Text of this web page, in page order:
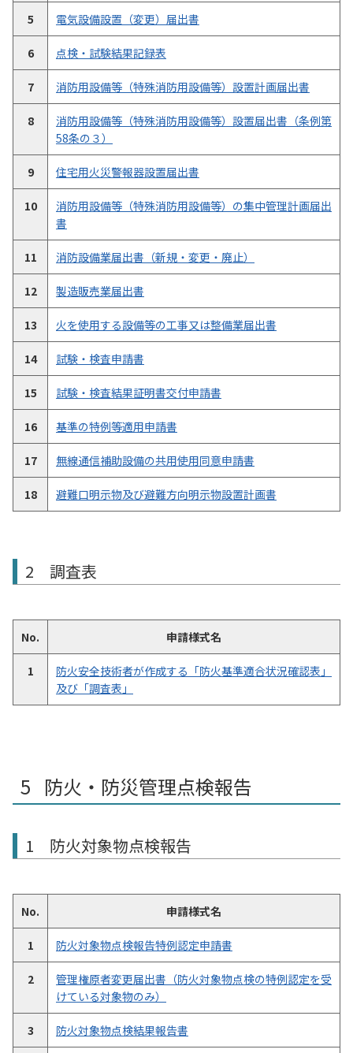
5 電気設備設置（変更）届出書
6 点検・試験結果記録表
7 消防用設備等（特殊消防用設備等）設置計画届出書
8
消防用設備等（特殊消防用設備等）設置届出書（条例第
58条の３）
9 住宅用火災警報器設置届出書
10
消防用設備等（特殊消防用設備等）の集中管理計画届出
書
11 消防設備業届出書（新規・変更・廃止）
12 製造販売業届出書
13 火を使用する設備等の工事又は整備業届出書
14 試験・検査申請書
15 試験・検査結果証明書交付申請書
16 基準の特例等適用申請書
17 無線通信補助設備の共用使用同意申請書
18 避難口明示物及び避難方向明示物設置計画書
2 調査表
No. 申請様式名
1
防火安全技術者が作成する「防火基準適合状況確認表」
及び「調査表」
防火・防災管理点検報告
1 防火対象物点検報告
No. 申請様式名
1 防火対象物点検報告特例認定申請書
2
管理権原者変更届出書（防火対象物点検の特例認定を受
けている対象物のみ）
3 防火対象物点検結果報告書